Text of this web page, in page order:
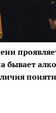
бывает